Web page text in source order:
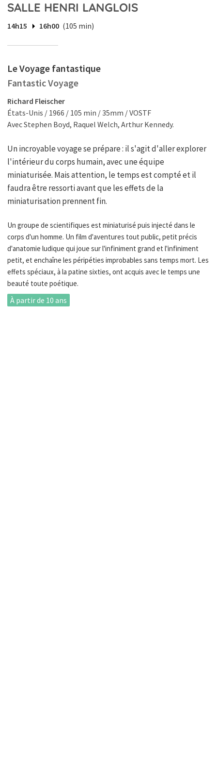
SALLE HENRI LANGLOIS
14h15 16h00 (105 min)
Le Voyage fantastique
Fantastic Voyage
Richard Fleischer
États-Unis / 1966 / 105 min / 35mm / VOSTF
Avec Stephen Boyd, Raquel Welch, Arthur Kennedy.
Un incroyable voyage se prépare : il s'agit d'aller explorer
l'intérieur du corps humain, avec une équipe
miniaturisée. Mais attention, le temps est compté et il
faudra être ressorti avant que les effets de la
miniaturisation prennent fin.
Un groupe de scientifiques est miniaturisé puis injecté dans le
corps d'un homme. Un film d'aventures tout public, petit précis
d'anatomie ludique qui joue sur l'infiniment grand et l'infiniment
petit, et enchaîne les péripéties improbables sans temps mort. Les
effets spéciaux, à la patine sixties, ont acquis avec le temps une
beauté toute poétique.
À partir de 10 ans